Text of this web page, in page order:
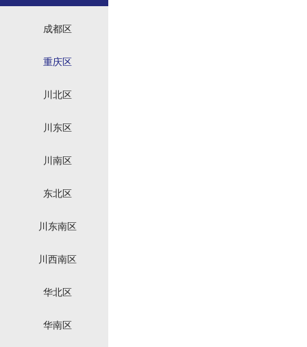
成都区
重庆区
川北区
川东区
川南区
东北区
川东南区
川西南区
华北区
华南区